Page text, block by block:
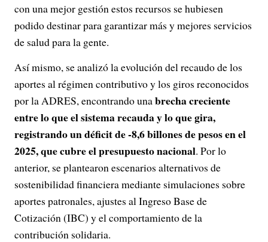
con una mejor gestión estos recursos se hubiesen
podido destinar para garantizar más y mejores servicios
de salud para la gente.
Así mismo, se analizó la evolución del recaudo de los
aportes al régimen contributivo y los giros reconocidos
por la ADRES, encontrando unabrecha creciente
entre lo que el sistema recauda y lo que gira,
registrando un déficit de -8,6 billones de pesos en el
2025, que cubre el presupuesto nacional. Por lo
anterior, se plantearon escenarios alternativos de
sostenibilidad financiera mediante simulaciones sobre
aportes patronales, ajustes al Ingreso Base de
Cotización (IBC) y el comportamiento de la
contribución solidaria.